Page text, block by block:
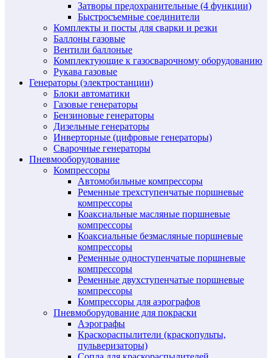
Затворы предохранительные (4 функции)
Быстросъемные соединители
Комплекты и посты для сварки и резки
Баллоны газовые
Вентили баллоные
Комплектующие к газосварочному оборудованию
Рукава газовые
Генераторы (электростанции)
Блоки автоматики
Газовые генераторы
Бензиновые генераторы
Дизельные генераторы
Инверторные (цифровые генераторы)
Сварочные генераторы
Пневмооборудование
Компрессоры
Автомобильные компрессоры
Ременные трехступенчатые поршневые
компрессоры
Коаксиальные масляные поршневые
компрессоры
Коаксиальные безмасляные поршневые
компрессоры
Ременные одноступенчатые поршневые
компрессоры
Ременные двухступенчатые поршневые
компрессоры
Компрессоры для аэрографов
Пневмоборудование для покраски
Аэрографы
Краскораспылители (краскопульты,
пульверизаторы)